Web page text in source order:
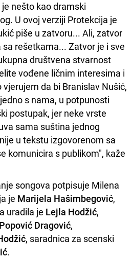
nešto kao dramski
U ovoj verziji Protekcija je
piše u zatvoru... Ali, zatvor
rešetkama... Zatvor je i sve
društvena stvarnost
vođene ličnim interesima i
da bi Branislav Nušić,
s nama, u potpunosti
postupak, jer neke vrste
sama suština jednog
u tekstu izgovorenom sa
komunicira s publikom", kaže
songova potpisuje Milena
je Marijela Hašimbegović,
uradila je Lejla Hodžić,
Dragović,
, saradnica za scenski
.